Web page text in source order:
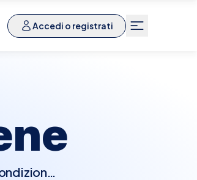
Accedi o registrati